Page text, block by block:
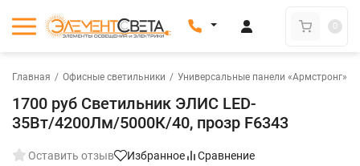
0
Главная / Офисные светильники / Универсальные панели «Армстронг»
1700 руб Светильник ЭЛИС LED-
35Вт/4200Лм/5000К/40, прозр F6343
Оставить отзыв Избранное Сравнение